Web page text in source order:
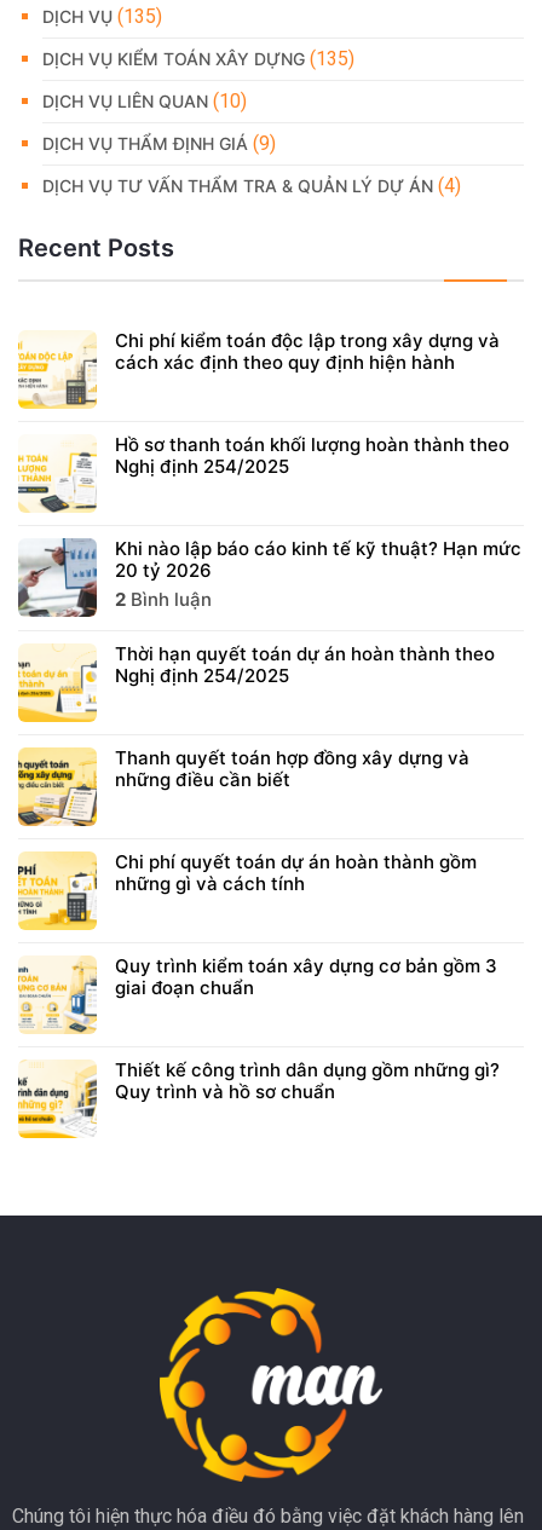
DỊCH VỤ (135)
DỊCH VỤ KIỂM TOÁN XÂY DỰNG (135)
DỊCH VỤ LIÊN QUAN (10)
DỊCH VỤ THẨM ĐỊNH GIÁ (9)
DỊCH VỤ TƯ VẤN THẨM TRA & QUẢN LÝ DỰ ÁN (4)
Recent Posts
Chi phí kiểm toán độc lập trong xây dựng và
cách xác định theo quy định hiện hành
Hồ sơ thanh toán khối lượng hoàn thành theo
Nghị định 254/2025
Khi nào lập báo cáo kinh tế kỹ thuật? Hạn mức
20 tỷ 2026
2 Bình luận
Thời hạn quyết toán dự án hoàn thành theo
Nghị định 254/2025
Thanh quyết toán hợp đồng xây dựng và
những điều cần biết
Chi phí quyết toán dự án hoàn thành gồm
những gì và cách tính
Quy trình kiểm toán xây dựng cơ bản gồm 3
giai đoạn chuẩn
Thiết kế công trình dân dụng gồm những gì?
Quy trình và hồ sơ chuẩn
Chúng tôi hiện thực hóa điều đó bằng việc đặt khách hàng lên